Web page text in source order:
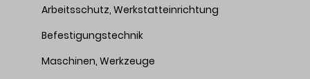
Arbeitsschutz, Werkstatteinrichtung
Befestigungstechnik
Maschinen, Werkzeuge